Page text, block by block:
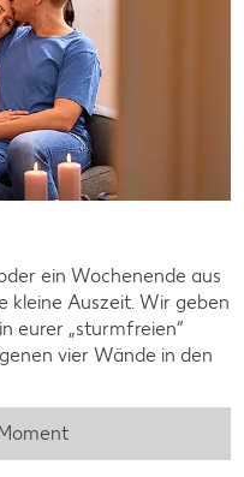
ein Wochenende aus
kleine Auszeit. Wir geben
eurer „sturmfreien“
vier Wände in den